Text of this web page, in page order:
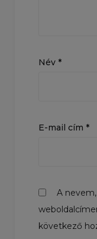
Név *
E-mail cím *
A
következő